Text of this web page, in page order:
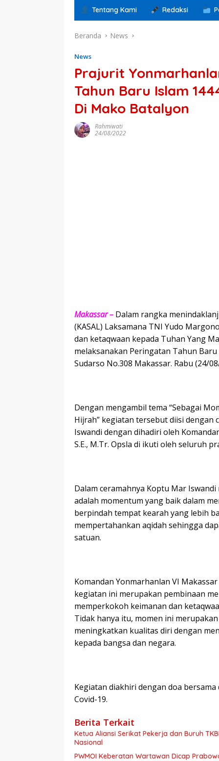
Tentang Kami Redaksi
Beranda News
News
Prajurit
Tahun Baru Islam
Di Mako Batalyon
Rahmiwati
24/08/2022
Makassar – Dalam rangka
(KASAL) Laksamana TNI Yudo
dan ketaqwaan kepada Tuhan Yang
melaksanakan Peringatan Tahun Baru
Sudarso No.308 Makassar. Rabu (24/
Dengan mengambil tema “Sebagai
Hijrah” kegiatan tersebut diisi dengan
Iswandi dengan dihadiri oleh
S.E., M.Tr. Opsla di ikuti oleh seluruh
Dalam ceramahnya Koptu Mar
adalah momentum yang baik dalam
berpindah tempat kearah yang lebih
mempertahankan aqidah sehingga
satuan.
Komandan Yonmarhanlan VI
kegiatan ini merupakan pembinaan
memperkokoh keimanan dan
Tidak hanya itu, momen ini
meningkatkan kualitas diri dengan
kepada bangsa dan negara.
Kegiatan diakhiri dengan doa
Covid-19.
Berita Terkait
Ketua Aliansi Serikat Pekerja dan Buruh
Nasional
PWMOI Keberatan Wartawan Dicap